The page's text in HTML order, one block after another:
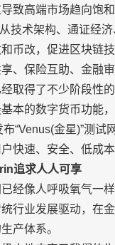
致高端市场趋向饱
技术架构、通证经
币改，促进区块链
、保险互助、金融
取得了不少阶段性
本的数字货币功能
“Venus(金星)”测
快速、安全、低成
追求人人可享
经像人呼吸氧气一
行业发展驱动，在
产体系。